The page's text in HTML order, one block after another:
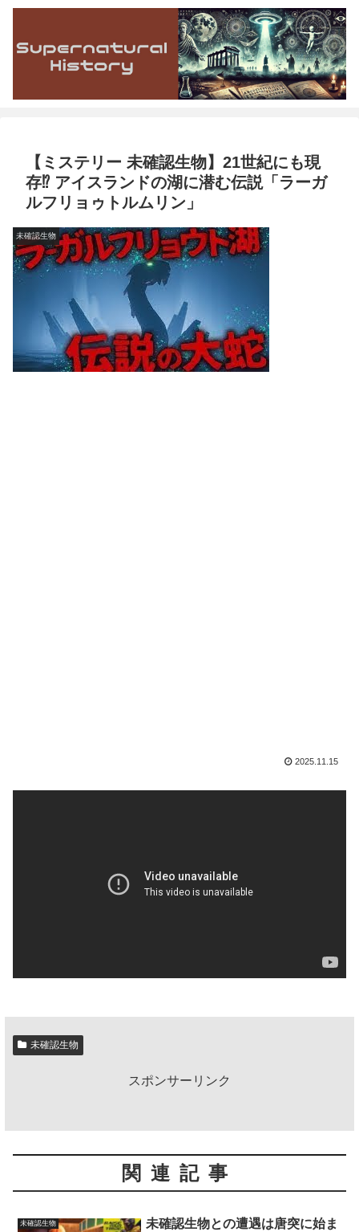
【ミステリー 未確認生物】21世紀にも現
存⁉︎ アイスランドの湖に潜む伝説「ラーガ
ルフリョゥトルムリン」
未確認生物
2025.11.15
未確認生物
スポンサーリンク
関連記事
未確認生物
未確認生物との遭遇は唐突に始ま